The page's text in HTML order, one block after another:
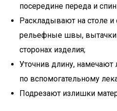
посередине переда и
Раскладывают на столе
рельефные швы, вытачки
сторонах изделия;
Уточнив длину, намечают
по вспомогательному
Подрезают излишки